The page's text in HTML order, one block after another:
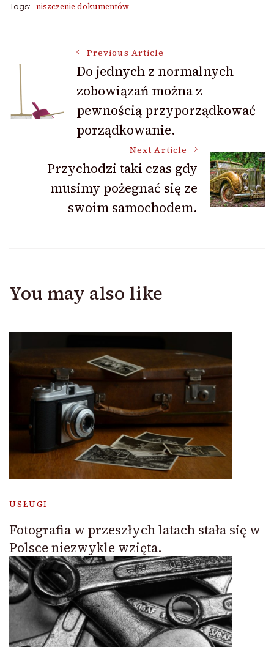
Tags: niszczenie dokumentów
Post
Navigation
Previous Article
Do jednych z normalnych
zobowiązań można z
pewnością przyporządkować
porządkowanie.
Next Article
Przychodzi taki czas gdy
musimy pożegnać się ze
swoim samochodem.
You may also like
USŁUGI
Fotografia w przeszłych latach stała się w
Polsce niezwykle wzięta.